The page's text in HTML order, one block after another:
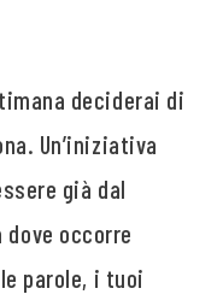
deciderai di
Un’iniziativa
già dal
occorre
parole, i tuoi